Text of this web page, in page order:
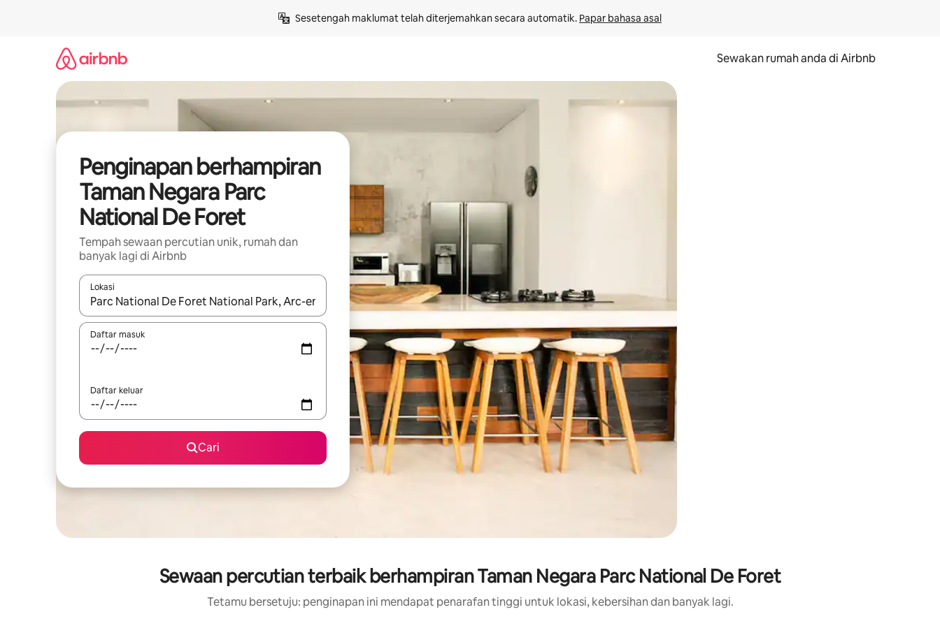
Sesetengah maklumat telah diterjemahkan secara automatik. Papar bahasa asal
Sewakan rumah anda di Airbnb
Penginapan berhampiran
Taman Negara Parc
National De Foret
Tempah sewaan percutian unik, rumah dan
banyak lagi di Airbnb
Lokasi
Apabila hasil tersedia, navigasi dengan kekunci anak panah atas dan bawah atau teroka dengan sentuhan atau gerak leret.
Daftar masuk
Daftar keluar
Cari
Sewaan percutian terbaik berhampiran Taman Negara Parc National De Foret
Tetamu bersetuju: penginapan ini mendapat penarafan tinggi untuk lokasi, kebersihan dan banyak lagi.